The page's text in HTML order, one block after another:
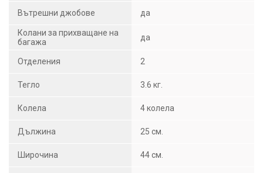
Вътрешни джобове да
Колани за прихващане на
багажа
да
Отделения 2
Тегло 3.6 кг.
Колела 4 колела
Дължина 25 см.
Широчина 44 см.